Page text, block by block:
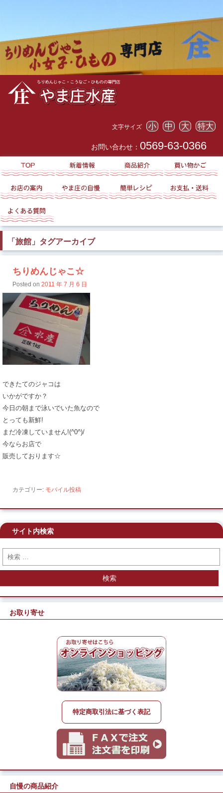
文字サイズ 小 中 大 特大
お問い合わせ： 0569-63-0366
「 旅館 」タグアーカイブ
ちりめんじゃこ☆
Posted on 2011 年 7 月 6 日
できたてのジャコは
いかがですか？
今日の朝まで泳いでいた魚なので
とっても新鮮!
まだ冷凍していません!(^0^)/
今ならお店で
販売しております☆
カテゴリー: モバイル投稿
サイト内検索
検索
お取り寄せ
特定商取引法に基づく表記
自慢の商品紹介